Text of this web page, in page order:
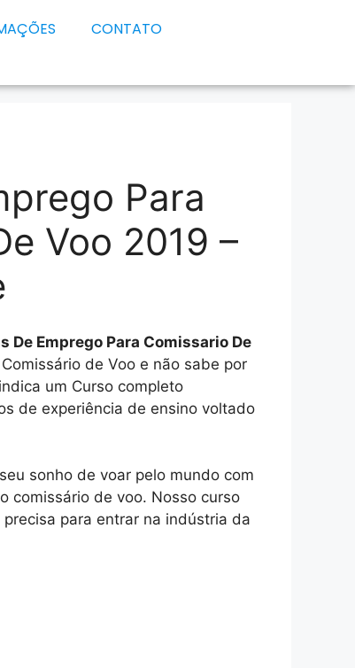
CONTATO
Para
Voo 2019 –
De Emprego Para Comissario De
de Voo e não sabe por
um Curso completo
de experiência de ensino voltado
sonho de voar pelo mundo com
comissário de voo. Nosso curso
para entrar na indústria da